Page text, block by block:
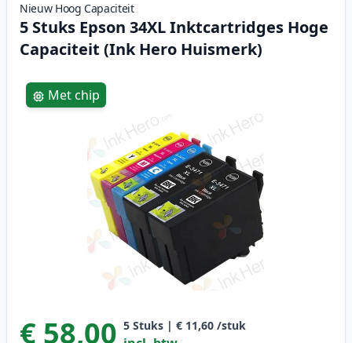
Nieuw Hoog Capaciteit
5 Stuks Epson 34XL Inktcartridges Hoge
Capaciteit (Ink Hero Huismerk)
Product information
Met chip
€ 58,00 5 Stuks | € 11,60 /stuk